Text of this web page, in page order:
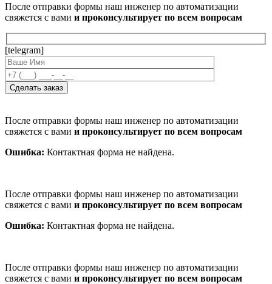
После отправки формы наш инженер по автоматизации
свяжется с вами и проконсультирует по всем вопросам
[telegram]
После отправки формы наш инженер по автоматизации
свяжется с вами и проконсультирует по всем вопросам
Ошибка: Контактная форма не найдена.
После отправки формы наш инженер по автоматизации
свяжется с вами и проконсультирует по всем вопросам
Ошибка: Контактная форма не найдена.
После отправки формы наш инженер по автоматизации
свяжется с вами и проконсультирует по всем вопросам